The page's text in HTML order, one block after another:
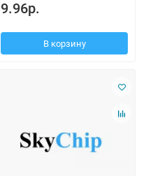
9.96р.
В корзину